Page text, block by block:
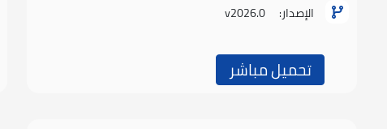
الإصدار: v2026.0
تحميل مباشر